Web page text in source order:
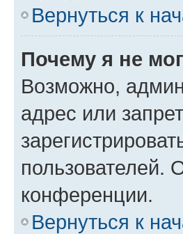
Вернуться к
Почему я не
Возможно,
адрес или
пользователей.
конференции.
Вернуться к